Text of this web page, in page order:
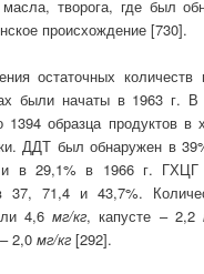
творога, где был
происхождение [730].
остаточных количеств
были начаты в 1963 г. В
образца продуктов в
ДДТ был обнаружен в
в 29,1% в 1966 г. ГХЦГ
в 37, 71,4 и 43,7%.
4,6мг/кг, капусте – 2,2
– 2,0мг/кг[292].